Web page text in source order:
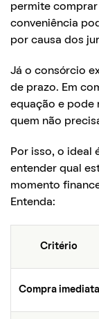
permite comprar
conveniência
por causa dos
Já o consórcio
de prazo. Em
equação e pode
quem não
Por isso, o ideal
entender qual
momento
Entenda:
Critério
Compra imediata